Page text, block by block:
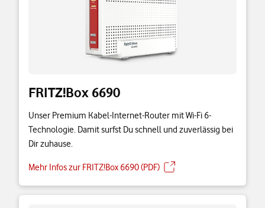
FRITZ!Box 6690
Unser Premium Kabel-Internet-Router mit Wi-Fi 6-
Technologie. Damit surfst Du schnell und zuverlässig bei
Dir zuhause.
Mehr Infos zur FRITZ!Box 6690 (PDF)